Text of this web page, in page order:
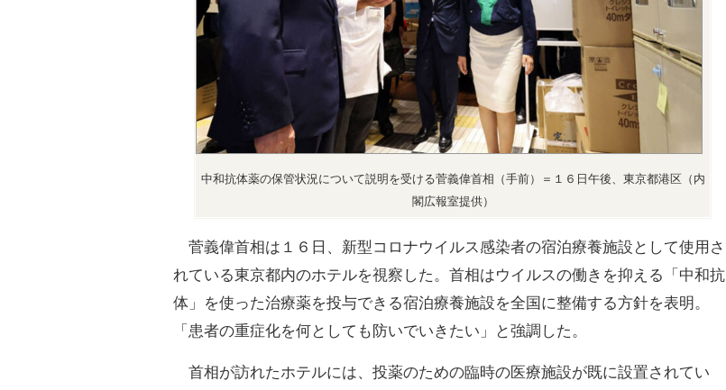
中和抗体薬の保管状況について説明を受ける菅義偉首相（手前）＝１６日午後、東京都港区（内
閣広報室提供）
菅義偉首相は１６日、新型コロナウイルス感染者の宿泊療養施設として使用さ
れている東京都内のホテルを視察した。首相はウイルスの働きを抑える「中和抗
体」を使った治療薬を投与できる宿泊療養施設を全国に整備する方針を表明。
「患者の重症化を何としても防いでいきたい」と強調した。
首相が訪れたホテルには、投薬のための臨時の医療施設が既に設置されてい